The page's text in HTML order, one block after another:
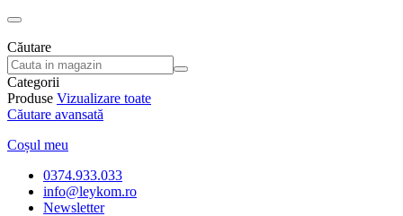
Căutare
Categorii
Produse Vizualizare toate
Căutare avansată
Coșul meu
0374.933.033
info@leykom.ro
Newsletter